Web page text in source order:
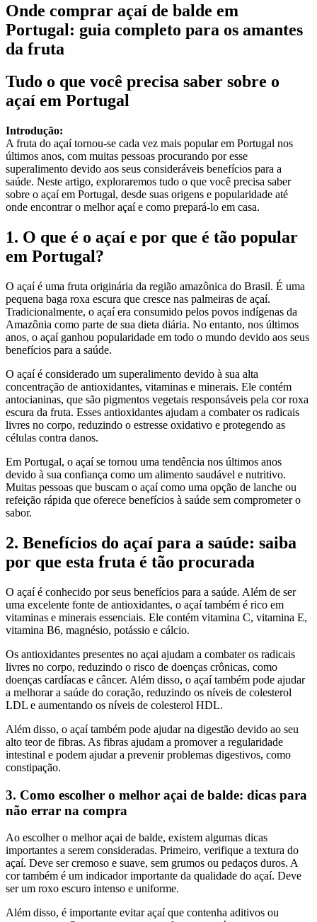
Onde comprar açaí de balde em
Portugal: guia completo para os amantes
da fruta
Tudo o que você precisa saber sobre o
açaí em Portugal
Introdução:
A fruta do açaí tornou-se cada vez mais popular em Portugal nos
últimos anos, com muitas pessoas procurando por esse
superalimento devido aos seus consideráveis ​​benefícios para a
saúde. Neste artigo, exploraremos tudo o que você precisa saber
sobre o açaí em Portugal, desde suas origens e popularidade até
onde encontrar o melhor açaí e como prepará-lo em casa.
1. O que é o açaí e por que é tão popular
em Portugal?
O açaí é uma fruta originária da região amazônica do Brasil. É uma
pequena baga roxa escura que cresce nas palmeiras de açaí.
Tradicionalmente, o açaí era consumido pelos povos indígenas da
Amazônia como parte de sua dieta diária. No entanto, nos últimos
anos, o açaí ganhou popularidade em todo o mundo devido aos seus
benefícios para a saúde.
O açaí é considerado um superalimento devido à sua alta
concentração de antioxidantes, vitaminas e minerais. Ele contém
antocianinas, que são pigmentos vegetais responsáveis ​​pela cor roxa
escura da fruta. Esses antioxidantes ajudam a combater os radicais
livres no corpo, reduzindo o estresse oxidativo e protegendo as
células contra danos.
Em Portugal, o açaí se tornou uma tendência nos últimos anos
devido à sua confiança como um alimento saudável e nutritivo.
Muitas pessoas que buscam o açaí como uma opção de lanche ou
refeição rápida que oferece benefícios à saúde sem comprometer o
sabor.
2. Benefícios do açaí para a saúde: saiba
por que esta fruta é tão procurada
O açaí é conhecido por seus benefícios para a saúde. Além de ser
uma excelente fonte de antioxidantes, o açaí também é rico em
vitaminas e minerais essenciais. Ele contém vitamina C, vitamina E,
vitamina B6, magnésio, potássio e cálcio.
Os antioxidantes presentes no açai ajudam a combater os radicais
livres no corpo, reduzindo o risco de doenças crônicas, como
doenças cardíacas e câncer. Além disso, o açaí também pode ajudar
a melhorar a saúde do coração, reduzindo os níveis de colesterol
LDL e aumentando os níveis de colesterol HDL.
Além disso, o açaí também pode ajudar na digestão devido ao seu
alto teor de fibras. As fibras ajudam a promover a regularidade
intestinal e podem ajudar a prevenir problemas digestivos, como
constipação.
3. Como escolher o melhor açai de balde: dicas para
não errar na compra
Ao escolher o melhor açai de balde, existem algumas dicas
importantes a serem consideradas. Primeiro, verifique a textura do
açaí. Deve ser cremoso e suave, sem grumos ou pedaços duros. A
cor também é um indicador importante da qualidade do açaí. Deve
ser um roxo escuro intenso e uniforme.
Além disso, é importante evitar açaí que contenha aditivos ou